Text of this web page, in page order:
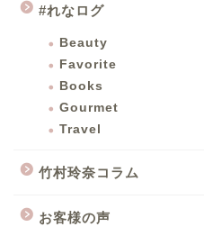
#れなログ
Beauty
Favorite
Books
Gourmet
Travel
竹村玲奈コラム
お客様の声